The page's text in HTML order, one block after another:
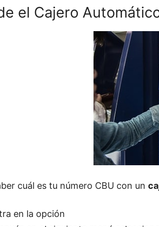
el Cajero
cuál es tu número CBU con un
en la opción